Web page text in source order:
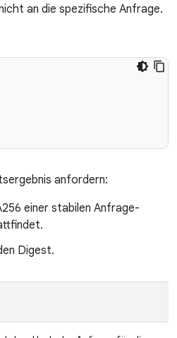
an die spezifische Anfrage.
anfordern:
einer stabilen Anfrage-
Digest.